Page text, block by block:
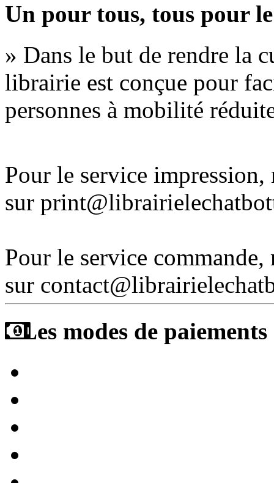
Un pour tous, tous pour
» Dans le but de rendre la
librairie est conçue pour
personnes à mobilité
Pour le service
sur
Pour le service
sur
Les modes de